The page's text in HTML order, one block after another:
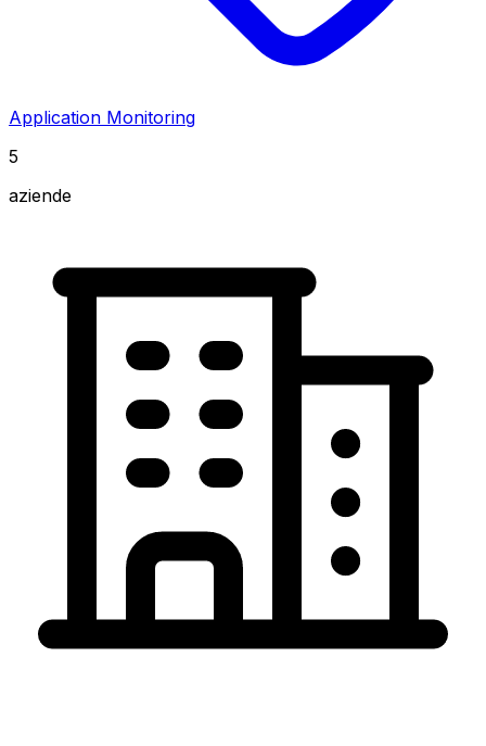
Application Monitoring
5
aziende